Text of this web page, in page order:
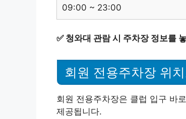
09:00 ~ 23:00
✅ 청와대 관람 시 주차장 정보를
회원 전용주차장 위치
회원 전용주차장은 클럽 입구 바
제공됩니다.